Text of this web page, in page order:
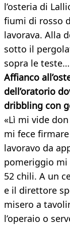
l’osteria di
fiumi di rosso
lavorava. Alla
sotto il
sopra le teste…
Affianco
dell’oratorio
dribbling con
«Lì mi vide
mi fece
lavoravo da
pomeriggio mi
52 chili. A un
e il direttore
misero a
l’operaio o